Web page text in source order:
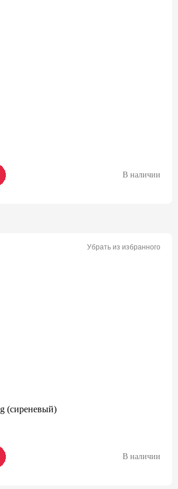
В наличии
Убрать из избранного
(сиреневый)
В наличии